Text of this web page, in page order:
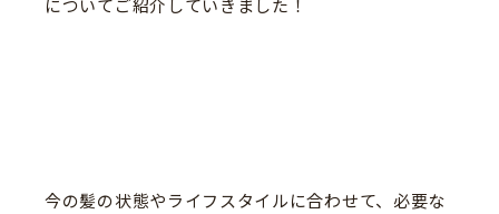
についてご紹介していきました！
今の髪の状態やライフスタイルに合わせて、必要な